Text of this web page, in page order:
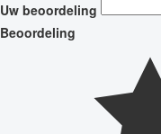
Uw beoordeling
Beoordeling